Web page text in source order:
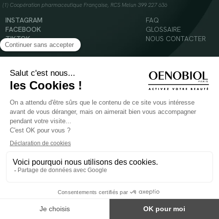
(1) Coopération pharmaceutique Française, RCS Melun 399 227 636
INSTAGRAM
FACEBOOK
TIKTOK
YOUTUBE
FAQ
GLOSSAIRE
NOUS CONTACTER
© 2024 Oenobiol Paris
Mentions légales
Politique en matière de cookies
POUR VOTRE SANTÉ, MANGEZ AU MOINS CINQ FRUITS ET LÉGUMES PAR JOUR -
Les complément alimentaires doivent être utilisés dans le cadre d'un mode de vie sain et
ne pas être utilisés comme substituts d'un régimes alimentaire varié et équilibré.